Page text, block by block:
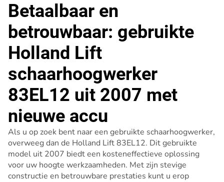
Betaalbaar en
betrouwbaar: gebruikte
Holland Lift
schaarhoogwerker
83EL12 uit 2007 met
nieuwe accu
Als u op zoek bent naar een gebruikte schaarhoogwerker,
overweeg dan de Holland Lift 83EL12. Dit gebruikte
model uit 2007 biedt een kosteneffectieve oplossing
voor uw hoogte werkzaamheden. Met zijn stevige
constructie en betrouwbare prestaties kunt u erop